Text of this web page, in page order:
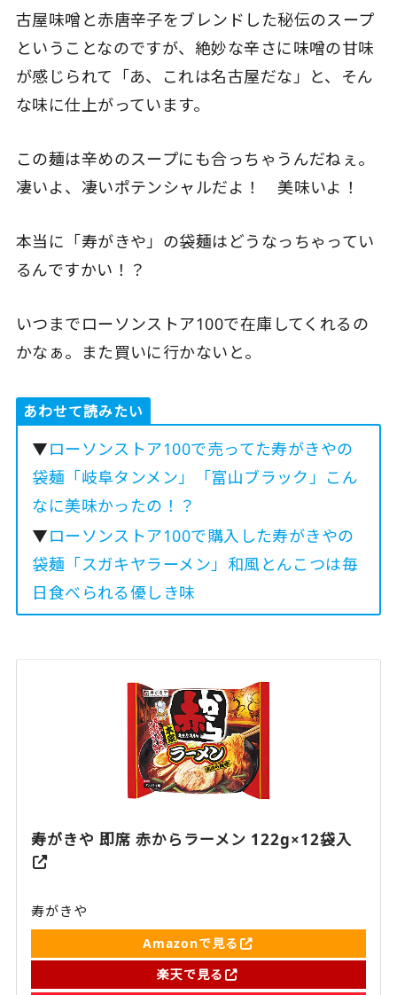
古屋味噌と赤唐辛子をブレンドした秘伝のスープ
ということなのですが、絶妙な辛さに味噌の甘味
が感じられて「あ、これは名古屋だな」と、そん
な味に仕上がっています。
この麺は辛めのスープにも合っちゃうんだねぇ。
凄いよ、凄いポテンシャルだよ！ 美味いよ！
本当に「寿がきや」の袋麺はどうなっちゃってい
るんですかい！？
いつまでローソンストア100で在庫してくれるの
かなぁ。また買いに行かないと。
あわせて読みたい
▼ローソンストア100で売ってた寿がきやの
袋麺「岐阜タンメン」「富山ブラック」こん
なに美味かったの！？
▼ローソンストア100で購入した寿がきやの
袋麺「スガキヤラーメン」和風とんこつは毎
日食べられる優しき味
寿がきや 即席 赤からラーメン 122g×12袋入
寿がきや
Amazonで見る
楽天で見る